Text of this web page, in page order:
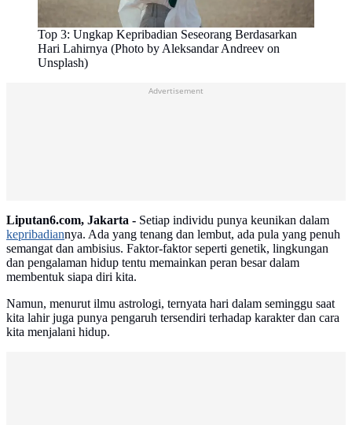
Top 3: Ungkap Kepribadian Seseorang Berdasarkan
Hari Lahirnya (Photo by Aleksandar Andreev on
Unsplash)
Advertisement
Liputan6.com, Jakarta - Setiap individu punya keunikan dalam
kepribadiannya. Ada yang tenang dan lembut, ada pula yang penuh
semangat dan ambisius. Faktor-faktor seperti genetik, lingkungan
dan pengalaman hidup tentu memainkan peran besar dalam
membentuk siapa diri kita.
Namun, menurut ilmu astrologi, ternyata hari dalam seminggu saat
kita lahir juga punya pengaruh tersendiri terhadap karakter dan cara
kita menjalani hidup.